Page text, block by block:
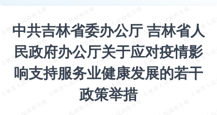
中共吉林省委办公厅 吉林省人
民政府办公厅关于应对疫情影
响支持服务业健康发展的若干
政策举措
加